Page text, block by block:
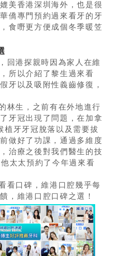
美香港深圳海外，也是很
僑專門預約過來看牙的牙
食嘢更方便成個冬季暖笠
回港探親時因為家人在維
所以介紹了黎生過來看
牙以及吸附性義齒修復，
林生，之前有在外地進行
牙冠出現了問題，在加拿
植牙牙冠脫落以及需要拔
做好了功課，通過多維度
治療之後對我們醫生的技
太太預約了今年過來看
看口碑，維港口腔幾乎每
，維港口腔口碑之選！